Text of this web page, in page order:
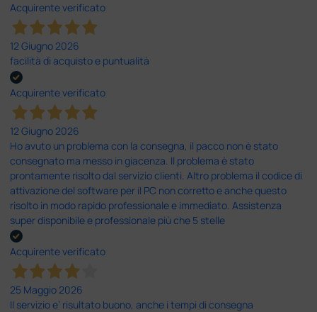
Acquirente verificato
12 Giugno 2026
facilità di acquisto e puntualità
Acquirente verificato
12 Giugno 2026
Ho avuto un problema con la consegna, il pacco non è stato
consegnato ma messo in giacenza. Il problema è stato
prontamente risolto dal servizio clienti. Altro problema il codice di
attivazione del software per il PC non corretto e anche questo
risolto in modo rapido professionale e immediato. Assistenza
super disponibile e professionale più che 5 stelle
Acquirente verificato
25 Maggio 2026
Il servizio e’ risultato buono, anche i tempi di consegna